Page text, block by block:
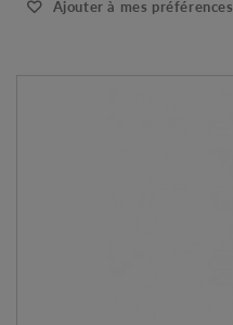
Ajouter à mes préférences